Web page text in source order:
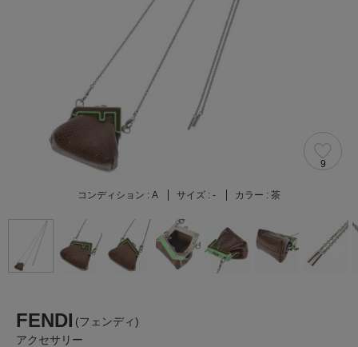
9
コンディション : A サイズ : - カラー : 茶
FENDI (フェンディ)
アクセサリー